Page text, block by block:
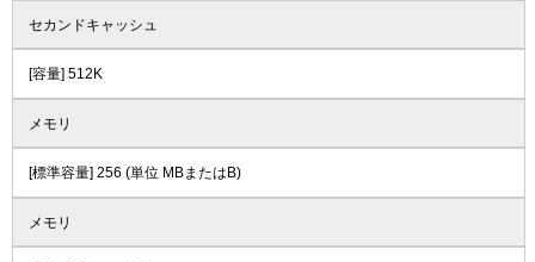
セカンドキャッシュ
[容量] 512K
メモリ
[標準容量] 256 (単位 MBまたはB)
メモリ